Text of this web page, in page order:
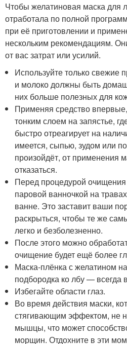
Чтобы желатиновая маска для
отработала по полной
при её приготовлении и
нескольким рекомендациям.
от вас затрат или усилий.
Используйте только свежие
и молоко должны быть
них больше полезных для
Применяя средство
тонким слоем на запястье,
быстро отреагирует на
имеется, сыпью, зудом или
произойдёт, от применения
отказаться.
Перед процедурой
паровой ванночкой на
ванне. Это заставит ваши
раскрыться, чтобы те же
легко и безболезненно.
После этого можно
очищение будет ещё более
Маска-плёнка с желатином
подбородка ко лбу — всегда
Избегайте области глаз.
Во время действия маски,
стягивающим эффектом, не
мышцы, что может
морщин. Отдохните в эти